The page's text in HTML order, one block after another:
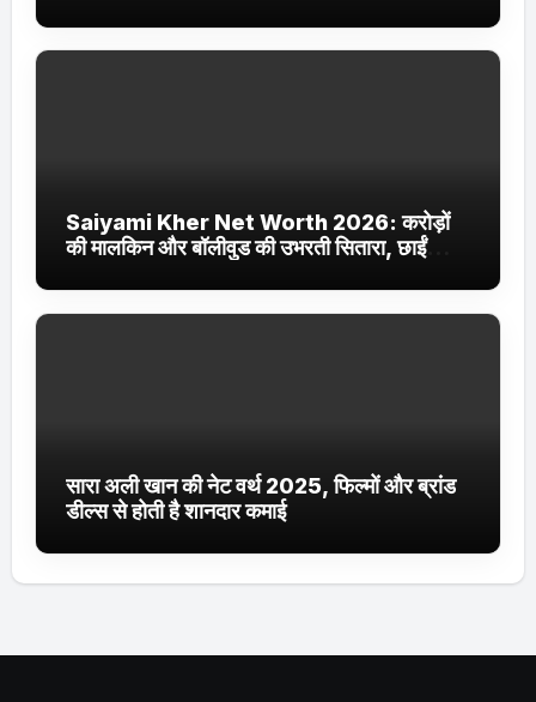
Saiyami Kher Net Worth 2026: करोड़ों
की मालकिन और बॉलीवुड की उभरती सितारा, छाईं
सारा अली खान की नेट वर्थ 2025, फिल्मों और ब्रांड
डील्स से होती है शानदार कमाई